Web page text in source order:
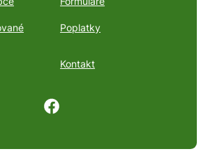
Poplatky
Kontakt